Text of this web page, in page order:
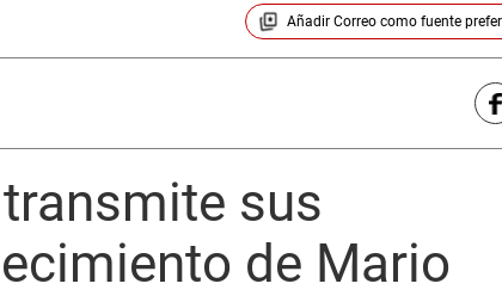
Añadir Correocomo fuente
sus
de Mario